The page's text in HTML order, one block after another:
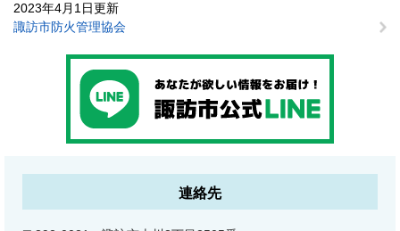
2023年4月1日更新
諏訪市防火管理協会
連絡先